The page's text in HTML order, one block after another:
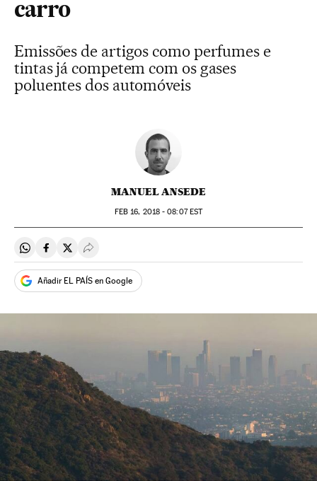
carro
Emissões de artigos como perfumes e
tintas já competem com os gases
poluentes dos automóveis
MANUEL ANSEDE
FEB 16, 2018 - 08:07EST
Compartir en Whatsapp
Compartir en Facebook
Compartir en Twitter
Desplegar Redes Sociales
Añadir EL PAÍS en Google